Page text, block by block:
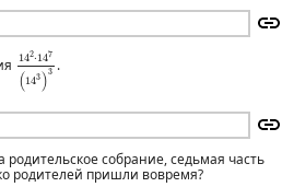
142⋅147
(143 )3
142⋅14
.
собрание, седьмая часть
родителей пришли вовремя?